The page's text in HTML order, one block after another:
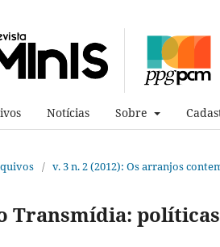
Notícias Sobre
/ v. 3 n. 2 (2012): Os arranjos
Transmídia: